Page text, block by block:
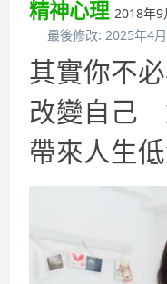
精神心理 2018年9
最後修改: 2025年4
其實你不
改變自己
帶來人生